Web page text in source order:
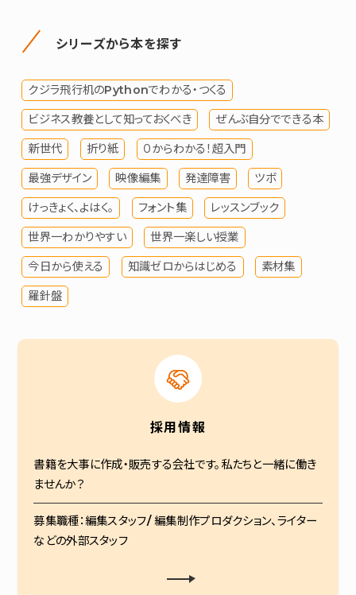
シリーズから本を探す
クジラ飛行机のPythonでわかる・つくる
ビジネス教養として知っておくべき ぜんぶ自分でできる本
新世代 折り紙 ０からわかる！超入門
最強デザイン 映像編集 発達障害 ツボ
けっきょく、よはく。 フォント集 レッスンブック
世界一わかりやすい 世界一楽しい授業
今日から使える 知識ゼロからはじめる 素材集
羅針盤
採用情報
書籍を大事に作成・販売する会社です。私たちと一緒に働き
ませんか？
募集職種：編集スタッフ/ 編集制作プロダクション、ライター
などの外部スタッフ